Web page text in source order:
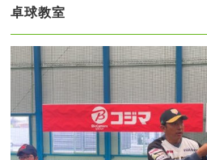
卓球教室